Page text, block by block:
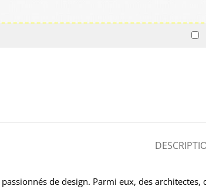
de design. Parmi eux, des architectes,